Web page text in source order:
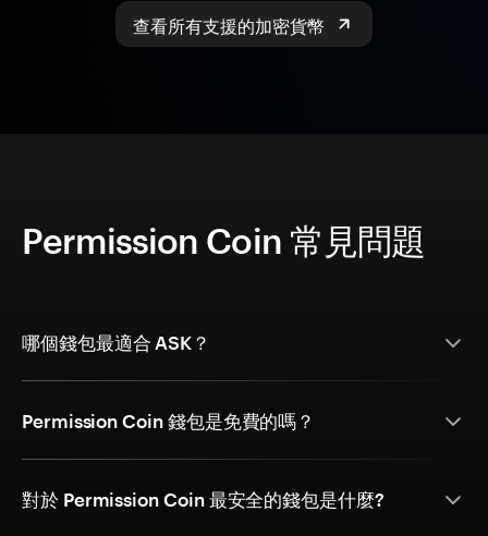
查看所有支援的加密貨幣
Permission Coin 常見問題
哪個錢包最適合 ASK？
Permission Coin 錢包是免費的嗎？
對於 Permission Coin 最安全的錢包是什麼?